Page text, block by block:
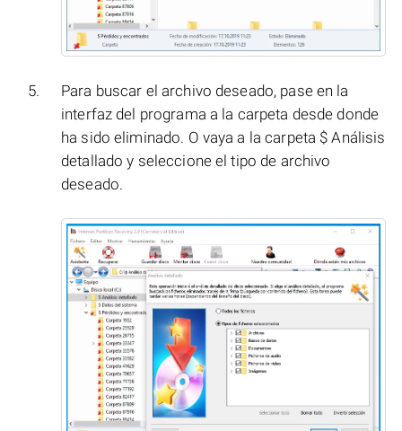
Para buscar el archivo deseado, pase en la
interfaz del programa a la carpeta desde donde
ha sido eliminado. O vaya a la carpeta $ Análisis
detallado y seleccione el tipo de archivo
deseado.